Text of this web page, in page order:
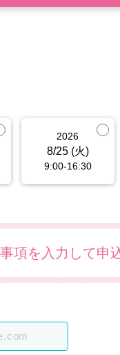
2026
8/25 (火)
9:00-16:30
項を入力して申